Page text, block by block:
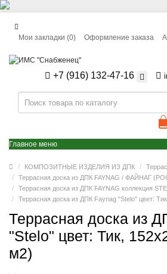
Мои закладки (0) Оформление заказа
+7 (916) 132-47-16
Главное меню
КОМПОЗИТНЫЕ ИЗДЕЛИЯ ИЗ ДПК
Террасная доска из ДПК FAYNAG / ФАЙНАГ
Террасная доска из ДПК FAYNAG коллекция
Террасная доска из ДПК Faynag "Stelo" цвет:
Террасная доска из
"Stelo" цвет: Тик,
м2)